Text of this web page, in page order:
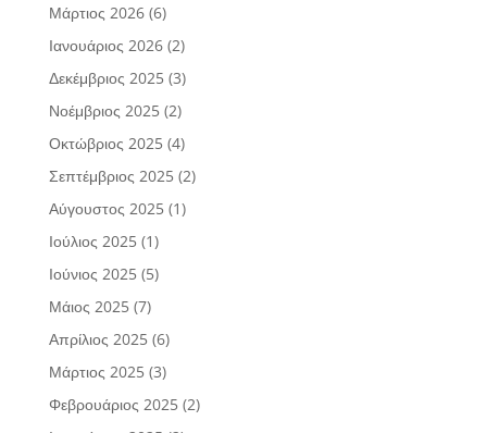
Μάρτιος 2026(6)
Ιανουάριος 2026(2)
Δεκέμβριος 2025(3)
Νοέμβριος 2025(2)
Οκτώβριος 2025(4)
Σεπτέμβριος 2025(2)
Αύγουστος 2025(1)
Ιούλιος 2025(1)
Ιούνιος 2025(5)
Μάιος 2025(7)
Απρίλιος 2025(6)
Μάρτιος 2025(3)
Φεβρουάριος 2025(2)